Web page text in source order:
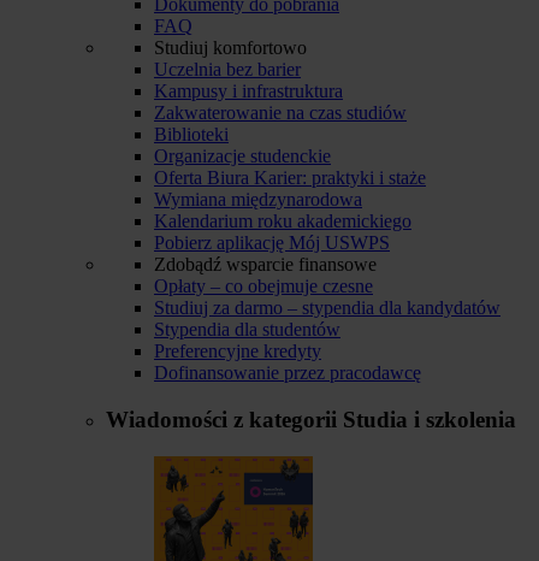
Dokumenty do pobrania
FAQ
Studiuj komfortowo
Uczelnia bez barier
Kampusy i infrastruktura
Zakwaterowanie na czas studiów
Biblioteki
Organizacje studenckie
Oferta Biura Karier: praktyki i staże
Wymiana międzynarodowa
Kalendarium roku akademickiego
Pobierz aplikację Mój USWPS
Zdobądź wsparcie finansowe
Opłaty – co obejmuje czesne
Studiuj za darmo – stypendia dla kandydatów
Stypendia dla studentów
Preferencyjne kredyty
Dofinansowanie przez pracodawcę
Wiadomości z kategorii Studia i szkolenia